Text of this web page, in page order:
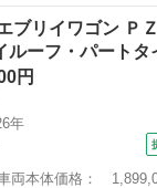
ブリイワゴン ■ グ
ースライドドア オ
イ
ブリイワゴン Ｐ
ーフ・パートタ
円
年